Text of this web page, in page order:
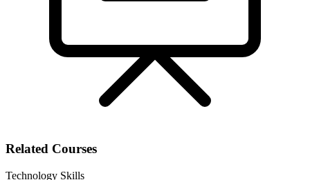
Related Courses
Technology Skills